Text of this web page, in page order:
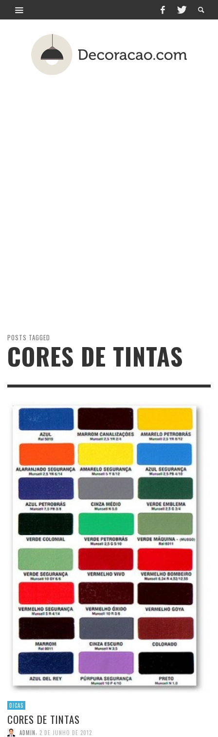
POSTS TAGGED
CORES DE TINTAS
DICAS
CORES DE TINTAS
ADMIN 2 DE JUNHO DE 2012